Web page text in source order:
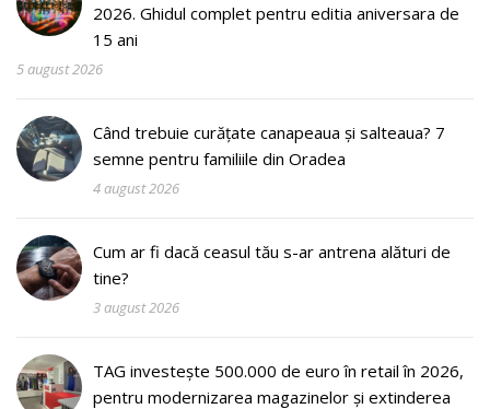
2026. Ghidul complet pentru editia aniversara de
15 ani
5 august 2026
Când trebuie curățate canapeaua și salteaua? 7
semne pentru familiile din Oradea
4 august 2026
Cum ar fi dacă ceasul tău s-ar antrena alături de
tine?
3 august 2026
TAG investește 500.000 de euro în retail în 2026,
pentru modernizarea magazinelor și extinderea